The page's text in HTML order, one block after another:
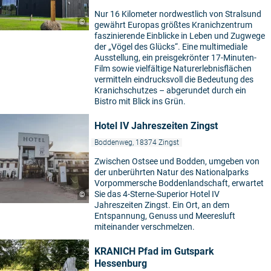
©
Nur 16 Kilometer nordwestlich von Stralsund
gewährt Europas größtes Kranichzentrum
faszinierende Einblicke in Leben und Zugwege
der „Vögel des Glücks“. Eine multimediale
Ausstellung, ein preisgekrönter 17-Minuten-
Film sowie vielfältige Naturerlebnisflächen
vermitteln eindrucksvoll die Bedeutung des
Kranichschutzes – abgerundet durch ein
Bistro mit Blick ins Grün.
©
Hotel IV Jahreszeiten Zingst
Boddenweg, 18374 Zingst
Zwischen Ostsee und Bodden, umgeben von
der unberührten Natur des Nationalparks
Vorpommersche Boddenlandschaft, erwartet
Sie das 4-Sterne-Superior Hotel IV
Jahreszeiten Zingst. Ein Ort, an dem
Entspannung, Genuss und Meeresluft
miteinander verschmelzen.
KRANICH Pfad im Gutspark
Hessenburg